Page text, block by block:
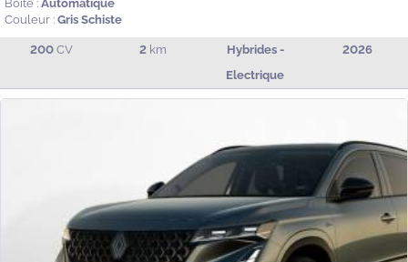
Boîte : Automatique
Couleur : Gris Schiste
200 CV 2 km
Hybrides -
Electrique
2026